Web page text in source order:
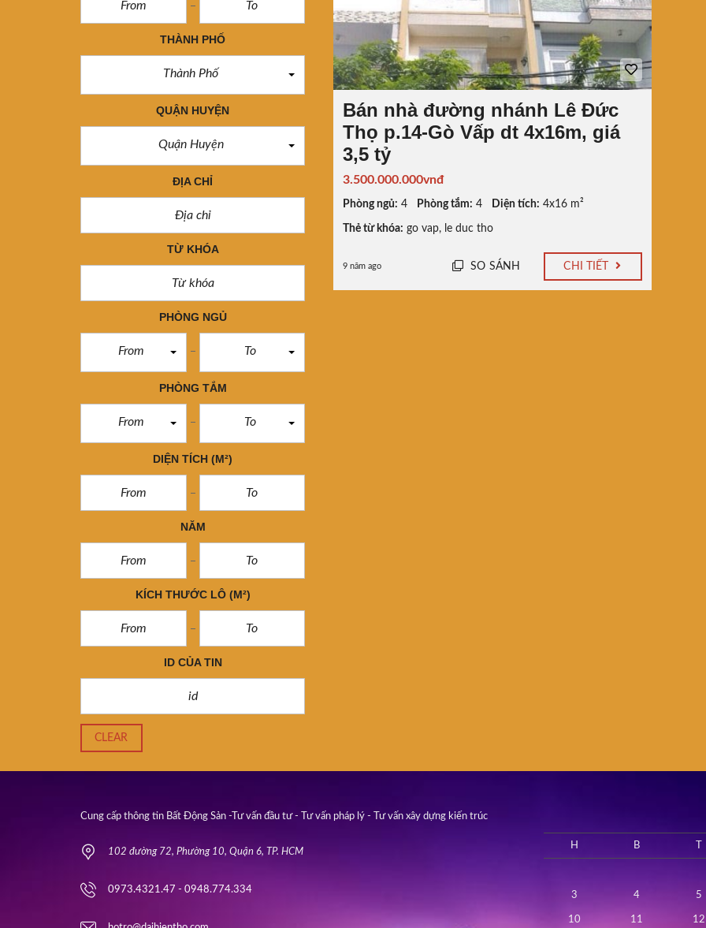
THÀNH PHỐ
Thành Phố
QUẬN HUYỆN
Quận Huyện
ĐỊA CHỈ
TỪ KHÓA
PHÒNG NGỦ
From To
PHÒNG TẮM
From To
DIỆN TÍCH (M²)
NĂM
KÍCH THƯỚC LÔ (M²)
ID CỦA TIN
CLEAR
Bán nhà đường nhánh Lê Đức
Thọ p.14-Gò Vấp dt 4x16m, giá
3,5 tỷ
3.500.000.000vnđ
Phòng ngủ: 4 Phòng tắm: 4 Diện tích: 4x16 m²
Thẻ từ khóa: go vap, le duc tho
9 năm ago SO SÁNH CHI TIẾT
Cung cấp thông tin Bất Động Sản -Tư vấn đầu tư - Tư vấn pháp lý - Tư vấn xây dựng kiến trúc
102 đường 72, Phường 10, Quận 6, TP. HCM
0973.4321.47 - 0948.774.334
H B
3 4 5
10 11 12